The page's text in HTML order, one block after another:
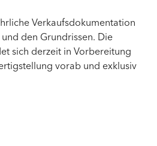
Verkaufsdokumentation
den Grundrissen. Die
sich derzeit in Vorbereitung
vorab und exklusiv